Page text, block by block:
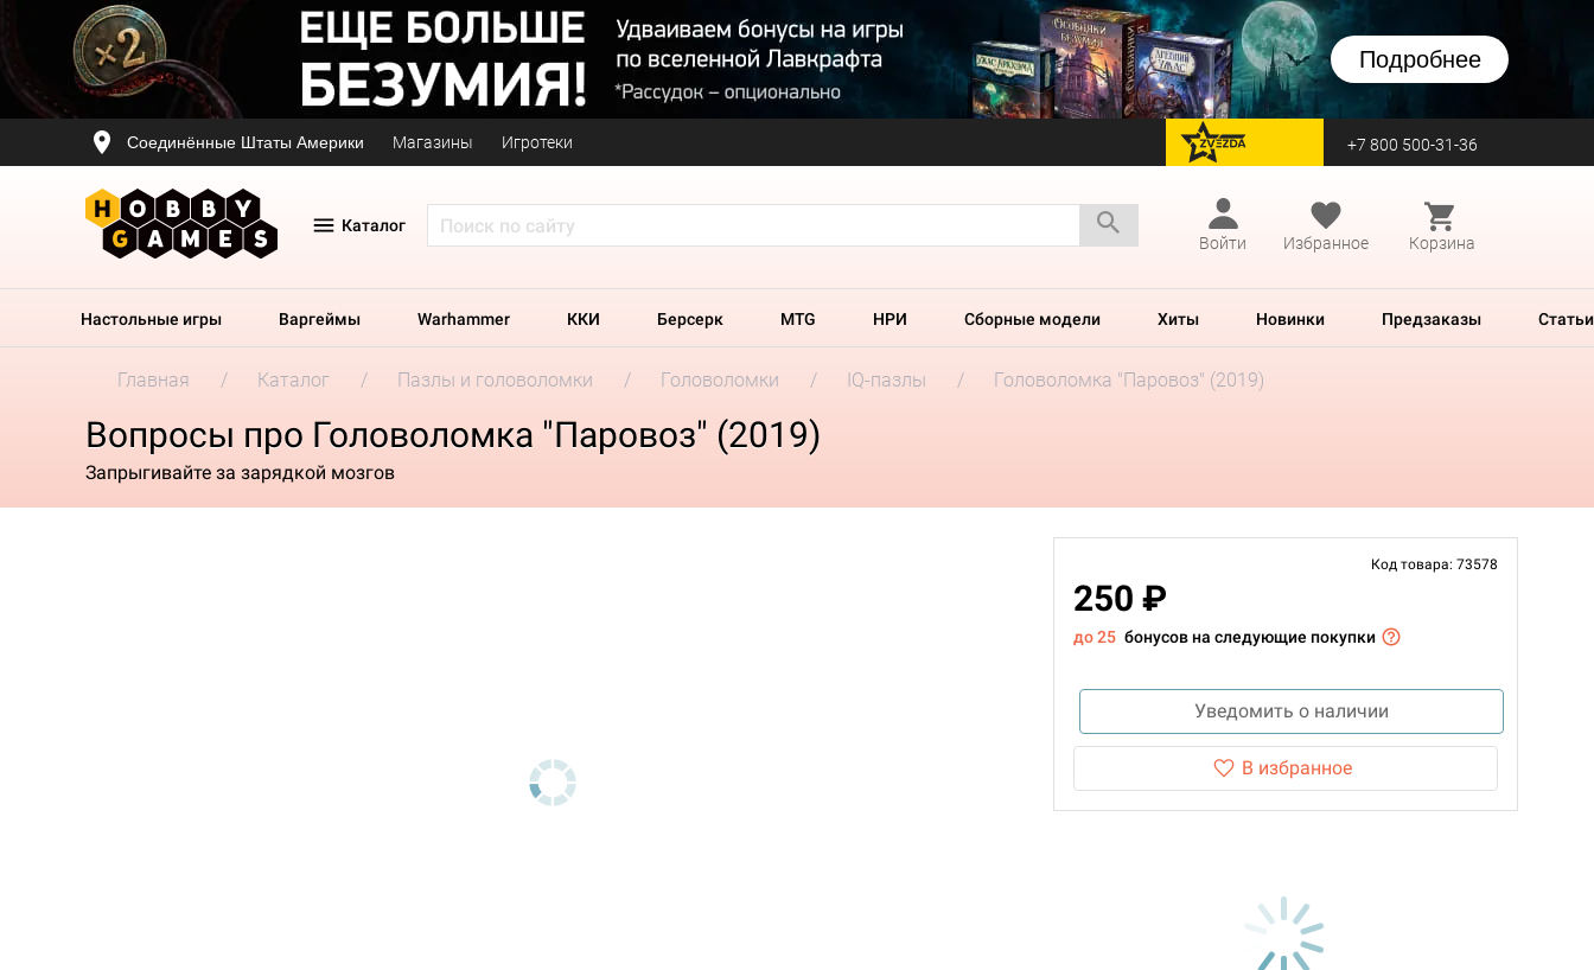
Подробнее
Соединённые Штаты Америки Магазины Игротеки перейти на Zvezda +7 800 500-31-36
Каталог
Войти
Избранное Корзина
Настольные игры Варгеймы Warhammer ККИ Берсерк MTG НРИ Сборные модели Хиты Новинки Предзаказы Статьи
Главная Каталог Пазлы и головоломки Головоломки IQ-пазлы Головоломка "Паровоз" (2019)
Вопросы про Головоломка "Паровоз" (2019)
Запрыгивайте за зарядкой мозгов
Код товара: 73578
250 ₽
до 25 бонусов на следующие покупки
Уведомить о наличии
В избранное